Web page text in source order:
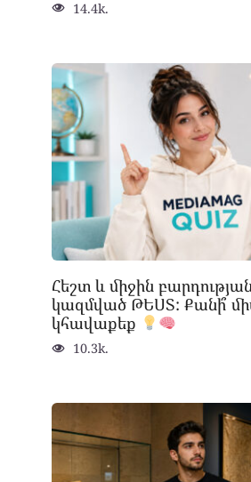
14.4k.
Հեշտ և միջին
կազմված ԹԵՍՏ: Քանի՞
կհավաքեք
10.3k.